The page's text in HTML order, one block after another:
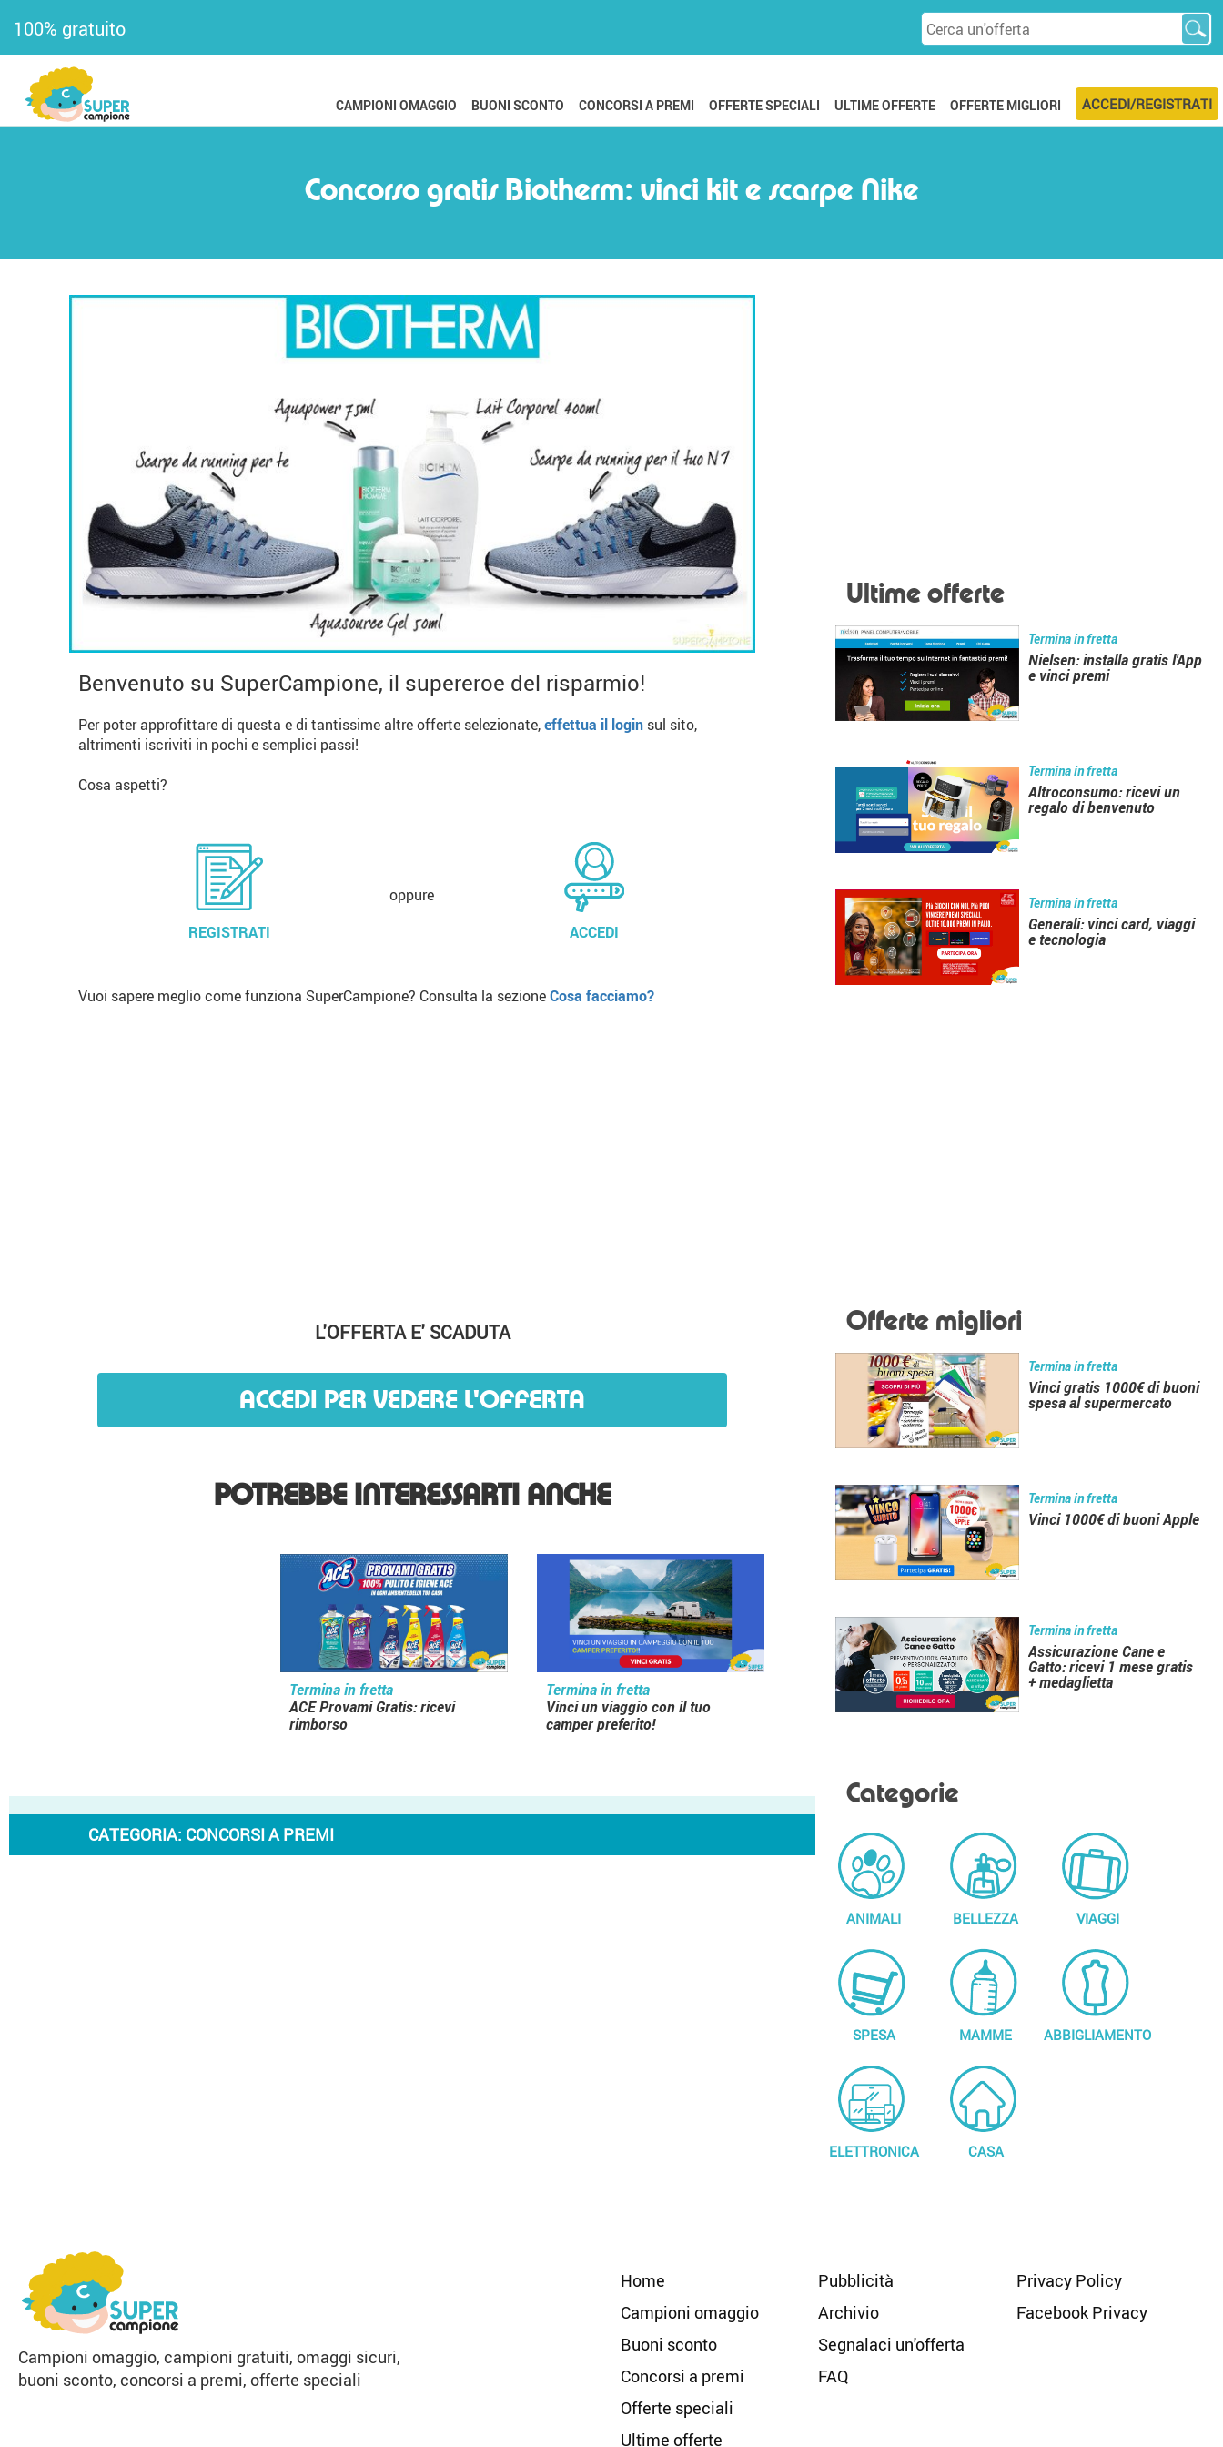
100% gratuito
ACCEDI/REGISTRATI
ULTIME OFFERTE OFFERTE MIGLIORI
CAMPIONI OMAGGIO BUONI SCONTO CONCORSI A PREMI OFFERTE SPECIALI
Concorso gratis Biotherm: vinci kit e scarpe Nike
Benvenuto su SuperCampione, il supereroe del risparmio!
Per poter approfittare di questa e di tantissime altre offerte selezionate,effettua il login sul sito,
altrimenti iscriviti in pochi e semplici passi!
Cosa aspetti?
REGISTRATI
oppure
ACCEDI
Vuoi sapere meglio come funziona SuperCampione? Consulta la sezioneCosa facciamo?
L'OFFERTA E' SCADUTA
ACCEDI PER VEDERE L'OFFERTA
POTREBBE INTERESSARTI ANCHE
Termina in fretta
ACE Provami Gratis: ricevi
rimborso
Termina in fretta
Vinci un viaggio con il tuo
camper preferito!
CATEGORIA: CONCORSI A PREMI
Ultime offerte
Termina in fretta
Nielsen: installa gratis l'App
e vinci premi
Termina in fretta
Altroconsumo: ricevi un
regalo di benvenuto
Termina in fretta
Generali: vinci card, viaggi
e tecnologia
Offerte migliori
Termina in fretta
Vinci gratis 1000€ di buoni
spesa al supermercato
Termina in fretta
Vinci 1000€ di buoni Apple
Termina in fretta
Assicurazione Cane e
Gatto: ricevi 1 mese gratis
+ medaglietta
Categorie
ANIMALI BELLEZZA VIAGGI
SPESA MAMME ABBIGLIAMENTO
ELETTRONICA CASA
Campioni omaggio, campioni gratuiti, omaggi sicuri,
buoni sconto, concorsi a premi, offerte speciali
Home
Campioni omaggio
Buoni sconto
Concorsi a premi
Offerte speciali
Ultime offerte
Pubblicità
Archivio
Segnalaci un'offerta
FAQ
Privacy Policy
Facebook Privacy